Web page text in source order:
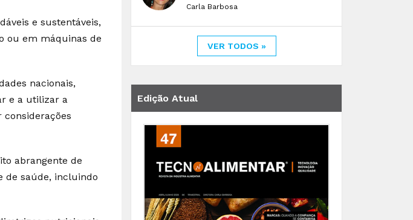
e sustentáveis,
ou em máquinas de
nacionais,
e a utilizar a
abrangente de
de saúde, incluindo
Carla Barbosa
VER TODOS »
Edição Atual